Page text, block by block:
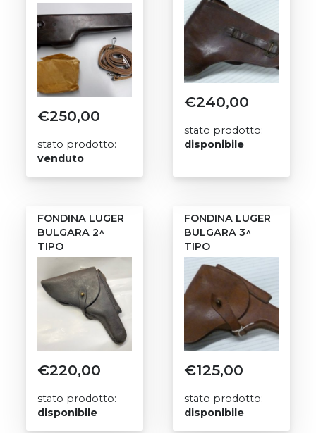
€250,00
stato prodotto:
venduto
€240,00
stato prodotto:
disponibile
FONDINA LUGER
BULGARA 2^
TIPO
€220,00
stato prodotto:
disponibile
FONDINA LUGER
BULGARA 3^
TIPO
€125,00
stato prodotto:
disponibile